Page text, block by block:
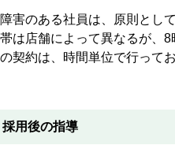
害のある社員は、原則とし
は店舗によって異なるが、8
契約は、時間単位で行って
採用後の指導